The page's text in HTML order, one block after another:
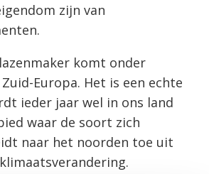
zijn van
komt onder
Europa. Het is een echte
ieder jaar wel in ons land
waar de soort zich
naar het noorden toe uit